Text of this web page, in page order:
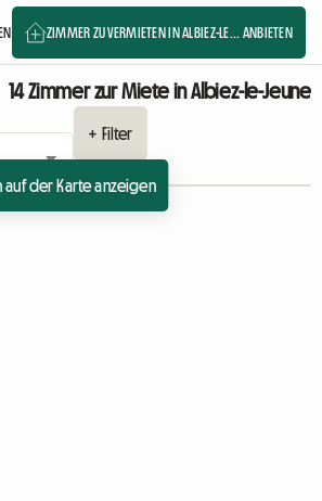
ZIMMER ZU VERMIETEN IN ALBIEZ-LE... ANBIETEN
14 Zimmer zur Miete in Albiez-le-Jeune
+ Filter
auf der Karte anzeigen